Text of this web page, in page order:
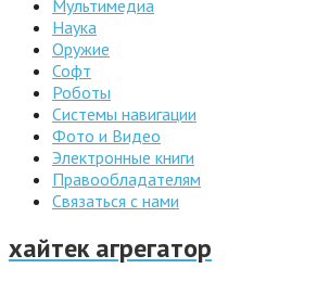
Мультимедиа
Наука
Оружие
Софт
Роботы
Системы навигации
Фото и Видео
Электронные книги
Правообладателям
Связаться с нами
хайтек агрегатор